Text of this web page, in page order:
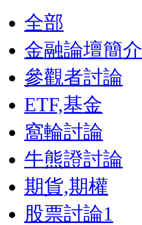
全部
金融論壇簡介
參觀者討論
ETF,基金
窩輪討論
牛熊證討論
期貨,期權
股票討論1